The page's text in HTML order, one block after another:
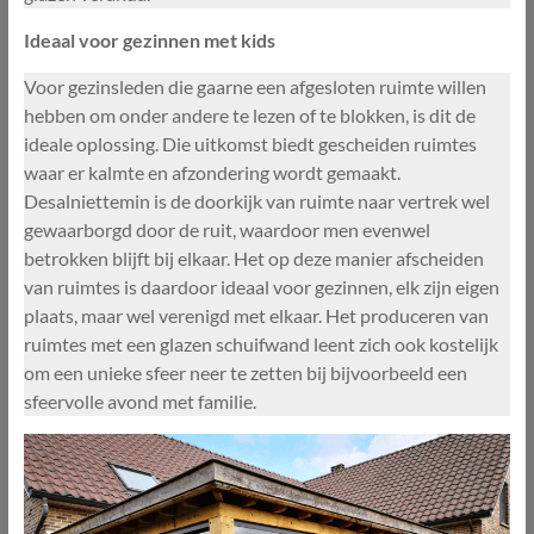
Ideaal voor gezinnen met kids
Voor gezinsleden die gaarne een afgesloten ruimte willen
hebben om onder andere te lezen of te blokken, is dit de
ideale oplossing. Die uitkomst biedt gescheiden ruimtes
waar er kalmte en afzondering wordt gemaakt.
Desalniettemin is de doorkijk van ruimte naar vertrek wel
gewaarborgd door de ruit, waardoor men evenwel
betrokken blijft bij elkaar. Het op deze manier afscheiden
van ruimtes is daardoor ideaal voor gezinnen, elk zijn eigen
plaats, maar wel verenigd met elkaar. Het produceren van
ruimtes met een glazen schuifwand leent zich ook kostelijk
om een unieke sfeer neer te zetten bij bijvoorbeeld een
sfeervolle avond met familie.